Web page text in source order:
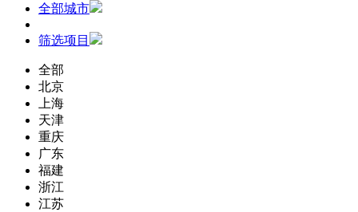
全部城市
筛选项目
全部
北京
上海
天津
重庆
广东
福建
浙江
江苏